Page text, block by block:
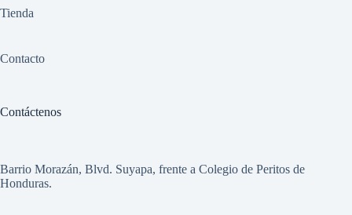
Tienda
Contacto
Contáctenos
Barrio Morazán, Blvd. Suyapa, frente a Colegio de Peritos de
Honduras.